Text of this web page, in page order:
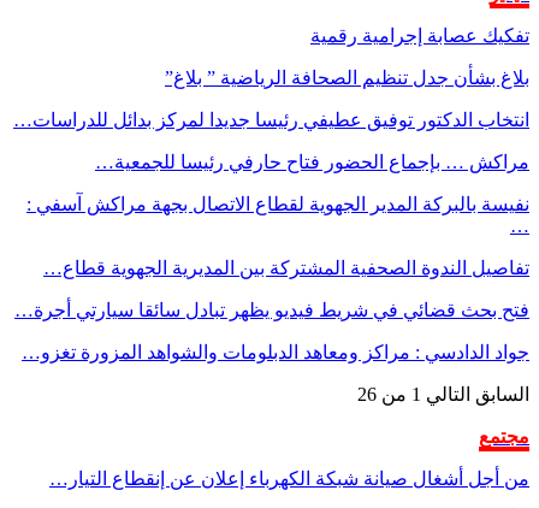
تفكيك عصابة إجرامية رقمية
بلاغ بشأن جدل تنظيم الصحافة الرياضية ” بلاغ”
انتخاب الدكتور توفيق عطيفي رئيسا جديدا لمركز بدائل للدراسات…
مراكش … بإجماع الحضور فتاح حارفي رئيسا للجمعية…
نفيسة بالبركة المدير الجهوية لقطاع الاتصال بجهة مراكش آسفي :
…
تفاصيل الندوة الصحفية المشتركة بين المديرية الجهوية قطاع…
فتح بحث قضائي في شريط فيديو يظهر تبادل سائقا سيارتي أجرة…
جواد الدادسي : مراكز ومعاهد الدبلومات والشواهد المزورة تغزو…
السابق التالي 1 من 26
مجتمع
من أجل أشغال صيانة شبكة الكهرباء إعلان عن إنقطاع التيار…